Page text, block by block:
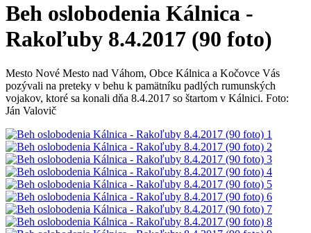
Beh oslobodenia Kálnica -
Rakoľuby 8.4.2017 (90 foto)
Mesto Nové Mesto nad Váhom, Obce Kálnica a Kočovce Vás
pozývali na preteky v behu k pamätníku padlých rumunských
vojakov, ktoré sa konali dňa 8.4.2017 so štartom v Kálnici. Foto:
Ján Valovič